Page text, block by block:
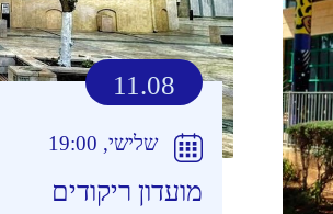
11.08
שלישי, 19:00
מועדון ריקודים